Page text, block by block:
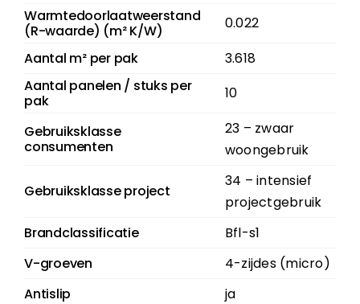
Warmtedoorlaatweerstand
(R-waarde) (m² K/W)
0.022
Aantal m² per pak
3.618
Aantal panelen / stuks per
pak
10
Gebruiksklasse
consumenten
23 – zwaar
woongebruik
Gebruiksklasse project
34 – intensief
projectgebruik
Brandclassificatie
Bfl-s1
V-groeven
4-zijdes (micro)
Antislip
ja